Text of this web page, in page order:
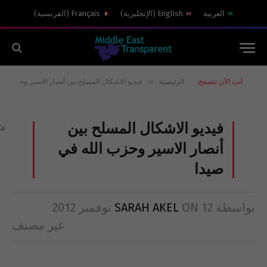
العربية English
( الإنجليزية)
Français
( الفرنسية)
أنت الآن تتصفح: الرئيسية » فيديو الاشكال المسلح بين أنصار الاسير وحزب الله في صيدا
فيديو الاشكال المسلح بين
أنصار الاسير وحزب الله في
صيدا
بواسطة SARAH AKEL ON 12 نوفمبر 2012
غير مصنف